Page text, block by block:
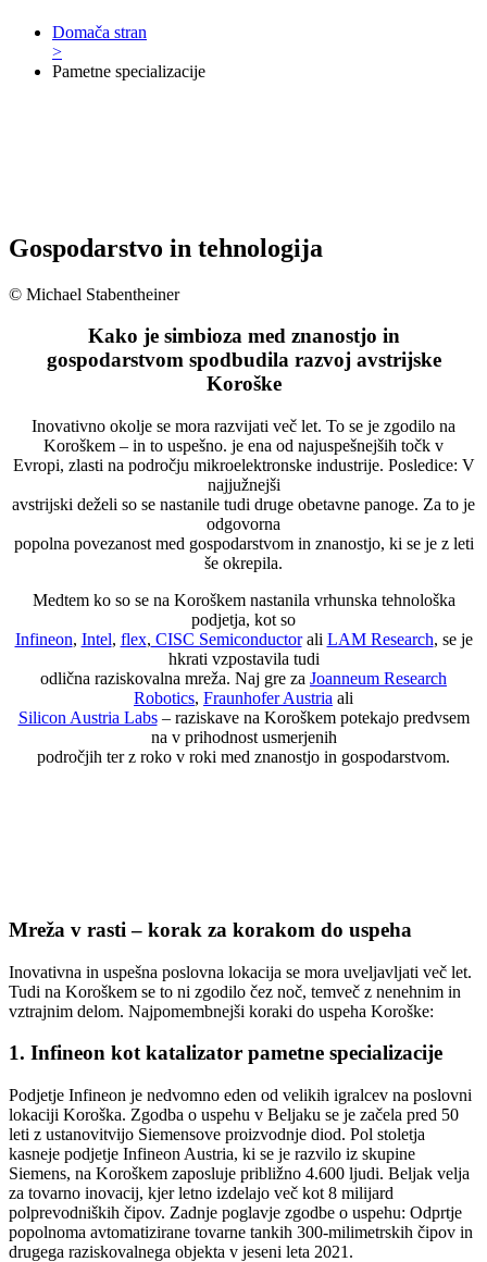
Domača stran
>
Pametne specializacije
Gospodarstvo in tehnologija
© Michael Stabentheiner
Kako je simbioza med znanostjo in
gospodarstvom spodbudila razvoj avstrijske
Koroške
Inovativno okolje se mora razvijati več let. To se je zgodilo na
Koroškem – in to uspešno. je ena od najuspešnejših točk v
Evropi, zlasti na področju mikroelektronske industrije. Posledice: V
najjužnejši
avstrijski deželi so se nastanile tudi druge obetavne panoge. Za to je
odgovorna
popolna povezanost med gospodarstvom in znanostjo, ki se je z leti
še okrepila.
Medtem ko so se na Koroškem nastanila vrhunska tehnološka
podjetja, kot so
Infineon, Intel, flex, CISC Semiconductorali LAM Research, se je
hkrati vzpostavila tudi
odlična raziskovalna mreža. Naj gre za Joanneum Research
Robotics, Fraunhofer Austria ali
Silicon Austria Labs– raziskave na Koroškem potekajo predvsem
na v prihodnost usmerjenih
področjih ter z roko v roki med znanostjo in gospodarstvom.
Mreža v rasti – korak za korakom do uspeha
Inovativna in uspešna poslovna lokacija se mora uveljavljati več let.
Tudi na Koroškem se to ni zgodilo čez noč, temveč z nenehnim in
vztrajnim delom. Najpomembnejši koraki do uspeha Koroške:
1. Infineon kot katalizator pametne specializacije
Podjetje Infineon je nedvomno eden od velikih igralcev na poslovni
lokaciji Koroška. Zgodba o uspehu v Beljaku se je začela pred 50
leti z ustanovitvijo Siemensove proizvodnje diod. Pol stoletja
kasneje podjetje Infineon Austria, ki se je razvilo iz skupine
Siemens, na Koroškem zaposluje približno 4.600 ljudi. Beljak velja
za tovarno inovacij, kjer letno izdelajo več kot 8 milijard
polprevodniških čipov. Zadnje poglavje zgodbe o uspehu: Odprtje
popolnoma avtomatizirane tovarne tankih 300-milimetrskih čipov in
drugega raziskovalnega objekta v jeseni leta 2021.